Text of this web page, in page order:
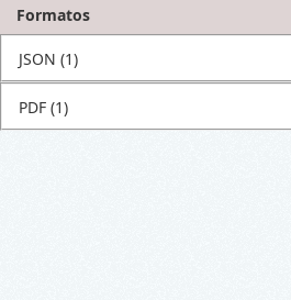
Formatos
JSON (1)
PDF (1)